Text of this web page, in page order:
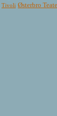
Tivoli Østerbro